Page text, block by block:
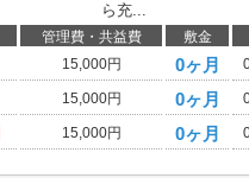
ら充...
管理費・共益費 敷金
15,000円 0ヶ月
15,000円 0ヶ月
15,000円 0ヶ月